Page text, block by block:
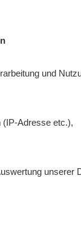
und
(IP-Adresse etc.),